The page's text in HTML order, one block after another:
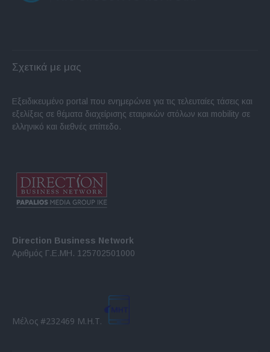
Σχετικά με μας
Εξειδικευμένο portal που ενημερώνει για τις τελευταίες τάσεις και
εξελίξεις σε θέματα διαχείρισης εταιρικών στόλων και mobility σε
ελληνικό και διεθνές επίπεδο.
Direction Business Network
Αριθμός Γ.Ε.ΜΗ. 125702501000
Μέλος #232469 Μ.Η.Τ.